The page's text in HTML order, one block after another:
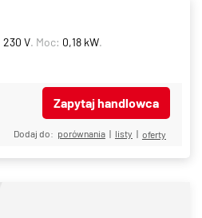
230 V. Moc: 0,18 kW.
Zapytaj handlowca
Dodaj do: porównania | listy | oferty